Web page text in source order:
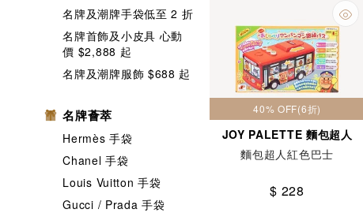
名牌及潮牌手袋低至 2 折
名牌首飾及小皮具 心動
價 $2,888 起
名牌及潮牌服飾 $688 起
名牌薈萃
Hermès 手袋
Chanel 手袋
Louis Vuitton 手袋
Gucci / Prada 手袋
40% OFF(6折)
JOY PALETTE 麵包超人
麵包超人紅色巴士
$ 228